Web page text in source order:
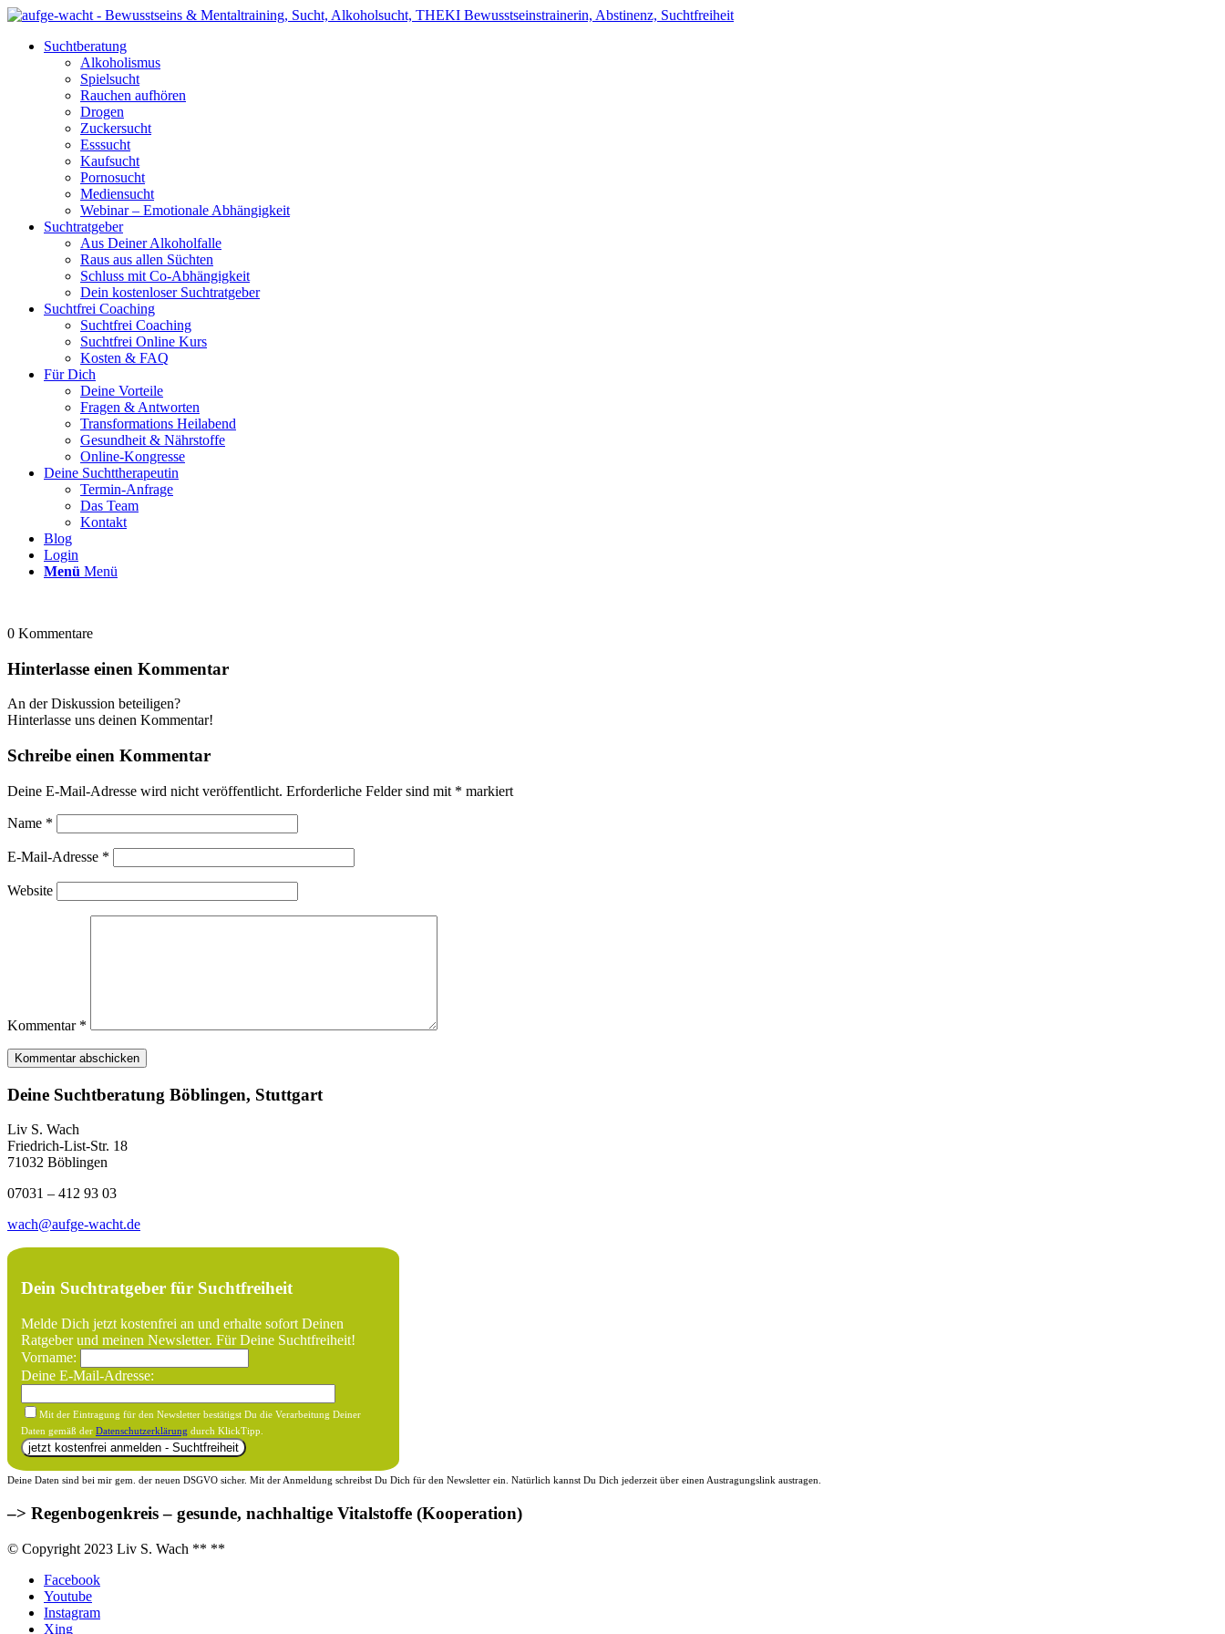
Suchtberatung
Alkoholismus
Spielsucht
Rauchen aufhören
Drogen
Zuckersucht
Esssucht
Kaufsucht
Pornosucht
Mediensucht
Webinar – Emotionale Abhängigkeit
Suchtratgeber
Aus Deiner Alkoholfalle
Raus aus allen Süchten
Schluss mit Co-Abhängigkeit
Dein kostenloser Suchtratgeber
Suchtfrei Coaching
Suchtfrei Coaching
Suchtfrei Online Kurs
Kosten & FAQ
Für Dich
Deine Vorteile
Fragen & Antworten
Transformations Heilabend
Gesundheit & Nährstoffe
Online-Kongresse
Deine Suchttherapeutin
Termin-Anfrage
Das Team
Kontakt
Blog
Login
Menü Menü
0 Kommentare
Hinterlasse einen Kommentar
An der Diskussion beteiligen?
Hinterlasse uns deinen Kommentar!
Schreibe einen Kommentar
Deine E-Mail-Adresse wird nicht veröffentlicht. Erforderliche Felder sind mit * markiert
Name *
E-Mail-Adresse *
Website
Kommentar *
Deine Suchtberatung Böblingen, Stuttgart
Liv S. Wach
Friedrich-List-Str. 18
71032 Böblingen
07031 – 412 93 03
wach@aufge-wacht.de
Dein Suchtratgeber für Suchtfreiheit
Melde Dich jetzt kostenfrei an und erhalte sofort Deinen
Ratgeber und meinen Newsletter. Für Deine Suchtfreiheit!
Vorname:
Deine E-Mail-Adresse:
Mit der Eintragung für den Newsletter bestätigst Du die Verarbeitung Deiner
Daten gemäß der Datenschutzerklärung durch KlickTipp.
Deine Daten sind bei mir gem. der neuen DSGVO sicher. Mit der Anmeldung schreibst Du Dich für den Newsletter ein. Natürlich kannst Du Dich jederzeit über einen Austragungslink austragen.
–> Regenbogenkreis – gesunde, nachhaltige Vitalstoffe (Kooperation)
© Copyright 2023 Liv S. Wach ** **
Facebook
Youtube
Instagram
Xing